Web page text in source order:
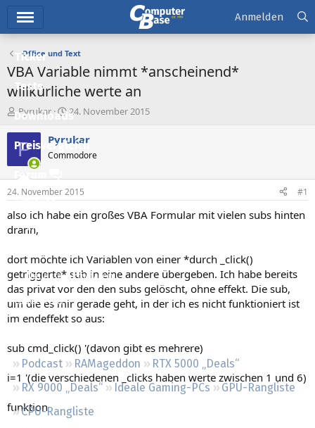
Ticker
Tests
Downloads
Preisvergleich
Forum
Aktuelles
Empfohlene Inhalte
Neueste Aktivitäten
Leserartikel
Regeln
Podcast RAMageddon
RTX 5000 „Deals“
RX 9000 „Deals“
Ideale Gaming-PCs
GPU-Rangliste
CPU-Rangliste
Anmelden
Office und Text
VBA Variable nimmt *anscheinend*
willkürliche werte an
E
r
s
t
e
r
Pyrukar
E
r
s
e
l
t
a
24. November 2015
P Pyrukar
Commodore
24. November 2015 #1
also ich habe ein großes VBA Formular mit vielen subs hinten
drann,
dort möchte ich Variablen von einer *durch _click()
getriggerte* sub in eine andere übergeben. Ich habe bereits
das privat vor den den subs gelöscht, ohne effekt. Die sub,
um die es mir gerade geht, in der ich es nicht funktioniert ist
im endeffekt so aus:
sub cmd_click() '(davon gibt es mehrere)
i=1 '(die verschiedenen _clicks haben werte zwischen 1 und 6)
funktion